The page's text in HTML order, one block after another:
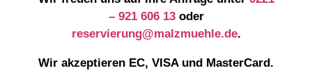
– 921 606 13oder
reservierung@malzmuehle.de.
Wir akzeptieren EC, VISA und MasterCard.